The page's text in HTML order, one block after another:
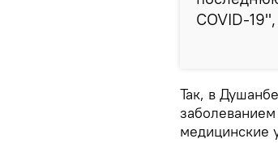
COVID-
Так, в
медицинские